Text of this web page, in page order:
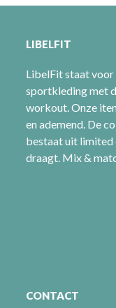
€49,00.
LIBELFIT
LibelFit staat
sportkleding met
workout. Onze
en ademend. De
bestaat uit limited
draagt. Mix &
CONTACT